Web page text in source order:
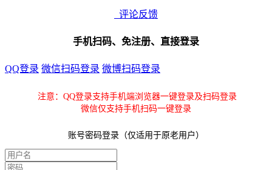
评论反馈
手机扫码、免注册、直接登录
QQ登录 微信扫码登录 微博扫码登录
注意：QQ登录支持手机端浏览器一键登录及扫码登录
微信仅支持手机扫码一键登录
账号密码登录（仅适用于原老用户）